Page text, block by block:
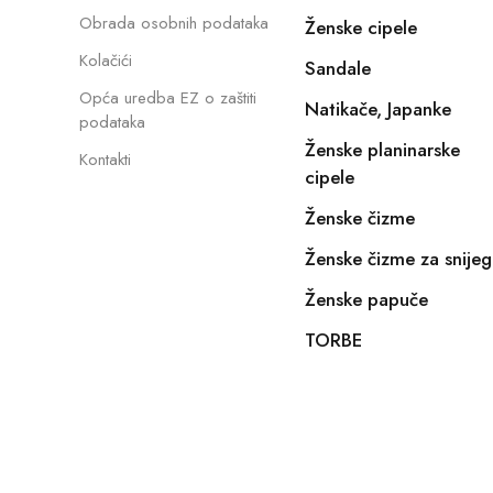
Obrada osobnih podataka
Kolačići
Opća uredba EZ o zaštiti
podataka
Kontakti
Ženske cipele
Sandale
Natikače, Japanke
Ženske planinarske
cipele
Ženske čizme
Ženske čizme za snijeg
Ženske papuče
TORBE